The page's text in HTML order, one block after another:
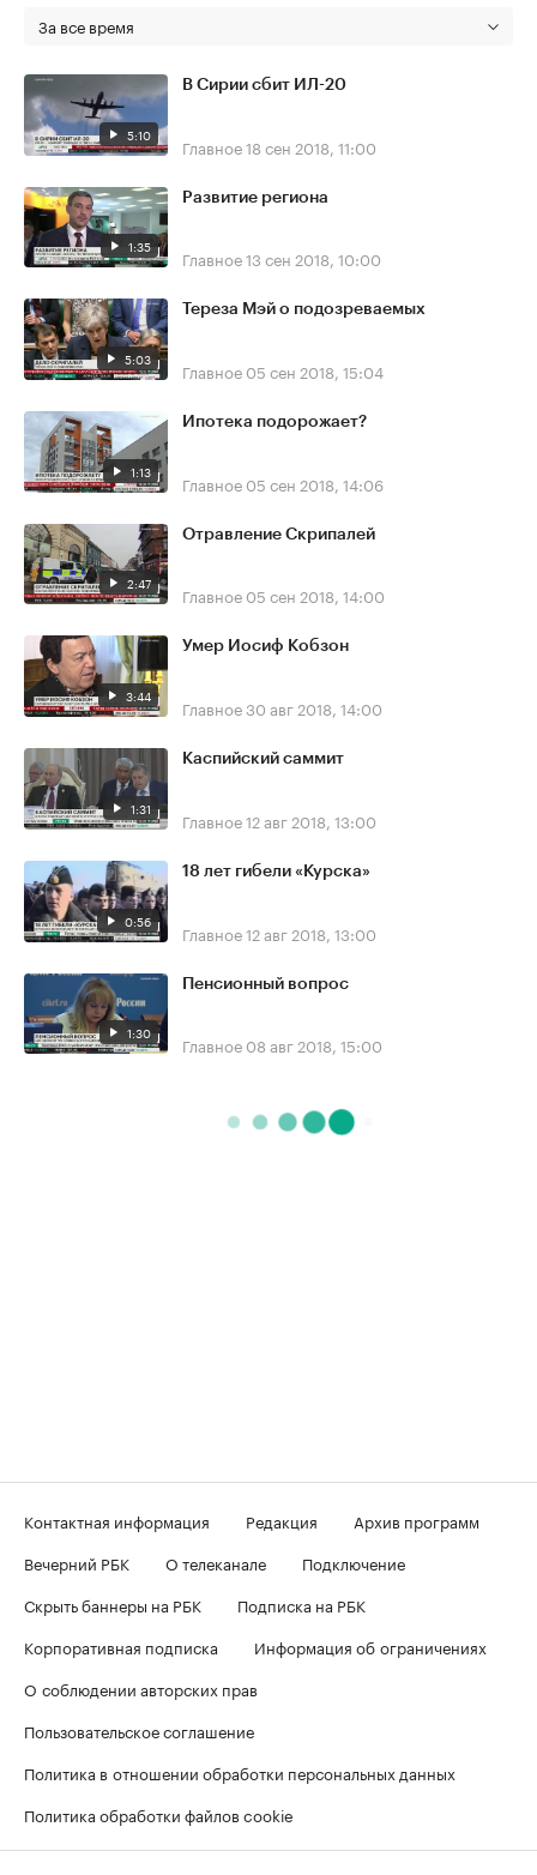
За все время
5:10
В Сирии сбит ИЛ-20
Главное18 сен 2018, 11:00
1:35
Развитие региона
Главное13 сен 2018, 10:00
5:03
Тереза Мэй о подозреваемых
Главное 05 сен 2018, 15:04
1:13
Ипотека подорожает?
Главное 05 сен 2018, 14:06
2:47
Отравление Скрипалей
Главное 05 сен 2018, 14:00
3:44
Умер Иосиф Кобзон
Главное30 авг 2018, 14:00
1:31
Каспийский саммит
Главное12 авг 2018, 13:00
0:56
18 лет гибели «Курска»
Главное12 авг 2018, 13:00
1:30
Пенсионный вопрос
Главное 08 авг 2018, 15:00
Контактная информация Редакция
Архив программ
Вечерний РБК
О телеканале
Подключение
Скрыть баннеры на РБК
Подписка на РБК
Корпоративная подписка
Информация об ограничениях
О соблюдении авторских прав
Пользовательское соглашение
Политика в отношении обработки персональных данных
Политика обработки файлов cookie